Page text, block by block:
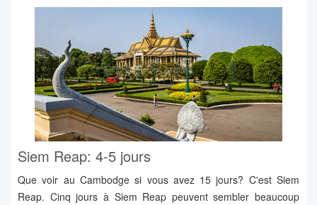
Siem Reap: 4-5 jours
Que voir au Cambodge si vous avez 15 jours? C'est Siem
Reap. Cinq jours à Siem Reap peuvent sembler beaucoup